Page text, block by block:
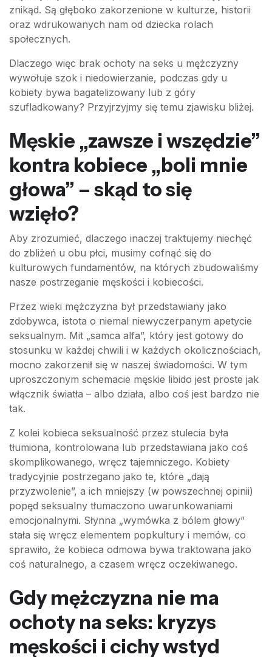
znikąd. Są głęboko zakorzenione w kulturze, historii
oraz wdrukowanych nam od dziecka rolach
społecznych.
Dlaczego więc brak ochoty na seks u mężczyzny
wywołuje szok i niedowierzanie, podczas gdy u
kobiety bywa bagatelizowany lub z góry
szufladkowany? Przyjrzyjmy się temu zjawisku bliżej.
Męskie „zawsze i wszędzie”
kontra kobiece „boli mnie
głowa” – skąd to się
wzięło?
Aby zrozumieć, dlaczego inaczej traktujemy niechęć
do zbliżeń u obu płci, musimy cofnąć się do
kulturowych fundamentów, na których zbudowaliśmy
nasze postrzeganie męskości i kobiecości.
Przez wieki mężczyzna był przedstawiany jako
zdobywca, istota o niemal niewyczerpanym apetycie
seksualnym. Mit „samca alfa”, który jest gotowy do
stosunku w każdej chwili i w każdych okolicznościach,
mocno zakorzenił się w naszej świadomości. W tym
uproszczonym schemacie męskie libido jest proste jak
włącznik światła – albo działa, albo coś jest bardzo nie
tak.
Z kolei kobieca seksualność przez stulecia była
tłumiona, kontrolowana lub przedstawiana jako coś
skomplikowanego, wręcz tajemniczego. Kobiety
tradycyjnie postrzegano jako te, które „dają
przyzwolenie”, a ich mniejszy (w powszechnej opinii)
popęd seksualny tłumaczono uwarunkowaniami
emocjonalnymi. Słynna „wymówka z bólem głowy”
stała się wręcz elementem popkultury i memów, co
sprawiło, że kobieca odmowa bywa traktowana jako
coś naturalnego, a czasem wręcz oczekiwanego.
Gdy mężczyzna nie ma
ochoty na seks: kryzys
męskości i cichy wstyd